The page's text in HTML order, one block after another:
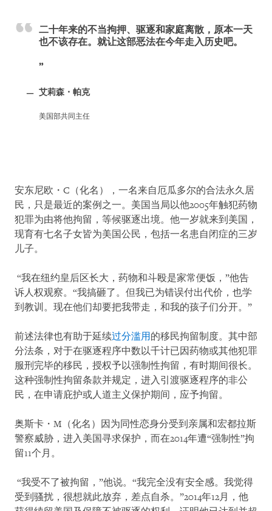
二十年来的不当拘押、驱逐和家庭离散，原本一天
也不该存在。就让这部恶法在今年走入历史吧。
艾莉森・帕克
美国部共同主任
安东尼欧・C（化名），一名来自厄瓜多尔的合法永久居
民，只是最近的案例之一。美国当局以他2005年触犯药物
犯罪为由将他拘留，等候驱逐出境。他一岁就来到美国，
现育有七名子女皆为美国公民，包括一名患自闭症的三岁
儿子。
“我在纽约皇后区长大，药物和斗殴是家常便饭，”他告
诉人权观察。“我搞砸了。但我已为错误付出代价，也学
到教训。现在他们却要把我带走，和我的孩子们分开。”
前述法律也有助于延续过分滥用的移民拘留制度。其中部
分法条，对于在驱逐程序中数以千计已因药物或其他犯罪
服刑完毕的移民，授权予以强制性拘留，有时期间很长。
这种强制性拘留条款并规定，进入引渡驱逐程序的非公
民，在申请庇护或人道主义保护期间，应予拘留。
奥斯卡・M（化名）因为同性恋身分受到亲属和宏都拉斯
警察威胁，进入美国寻求保护，而在2014年遭“强制性”拘
留11个月。
“我受不了被拘留，”他说。“我完全没有安全感。我觉得
受到骚扰，很想就此放弃，差点自杀。”2014年12月，他